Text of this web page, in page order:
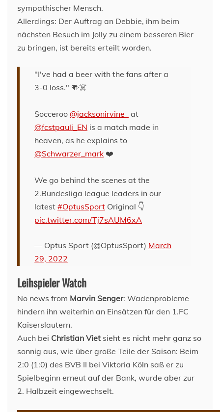
sympathischer Mensch.
Allerdings: Der Auftrag an Debbie, ihm beim
nächsten Besuch im Jolly zu einem besseren Bier
zu bringen, ist bereits erteilt worden.
"I've had a beer with the fans after a
3-0 loss." 🍻☠️
Socceroo @jacksonirvine_
at
@fcstpauli_EN is a match made in
heaven, as he explains to
@Schwarzer_mark ❤️
We go behind the scenes at the
2.Bundesliga league leaders in our
latest #OptusSport Original 👇
pic.twitter.com/Tj7sAUM6xA
— Optus Sport (@OptusSport) March
29, 2022
Leihspieler Watch
No news from Marvin Senger: Wadenprobleme
hindern ihn weiterhin an Einsätzen für den 1.FC
Kaiserslautern.
Auch bei Christian Viet sieht es nicht mehr ganz so
sonnig aus, wie über große Teile der Saison: Beim
2:0 (1:0) des BVB II bei Viktoria Köln saß er zu
Spielbeginn erneut auf der Bank, wurde aber zur
2. Halbzeit eingewechselt.